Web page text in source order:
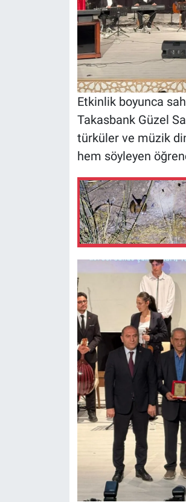
Etkinlik boyunca
Takasbank Güzel
türküler ve müzik
hem söyleyen